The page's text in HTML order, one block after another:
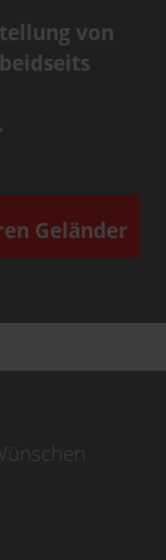
von
Geländer